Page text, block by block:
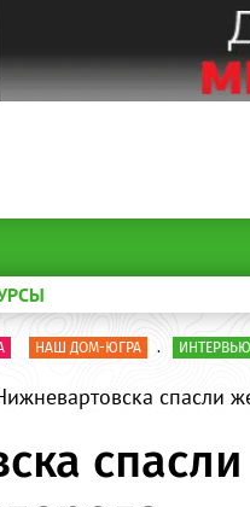
НАШ ДОМ-ЮГРА . ИНТЕРВЬЮ
спасли